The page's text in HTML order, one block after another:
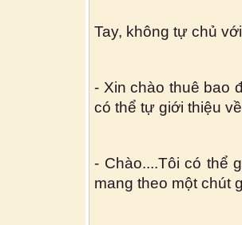
Tay, không tự chủ
- Xin chào thuê bao
có thể tự giới thiệu
- Chào....Tôi có thể
mang theo một chút